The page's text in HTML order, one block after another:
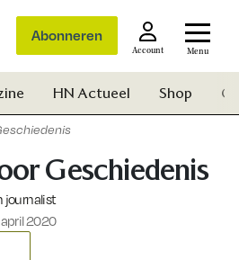
Abonneren
Account Menu
HN Actueel Shop
Geschiedenis
journalist
2020